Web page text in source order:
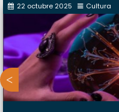
22 octubre 2025 Cultura